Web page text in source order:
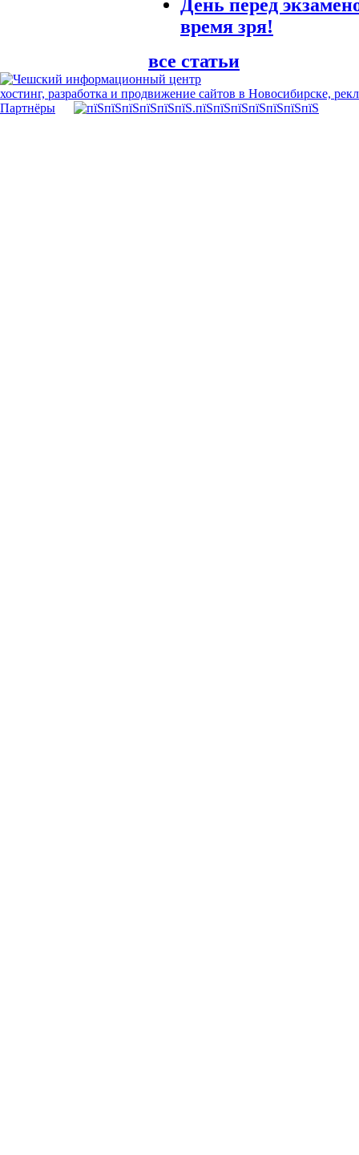
День перед
время зря!
все статьи
хостинг, разработка и продвижение сайтов в Новосибирске,
Партнёры